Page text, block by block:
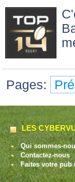
Pages:
LES
Qui sommes-
Contactez-nous
Faites votre pub